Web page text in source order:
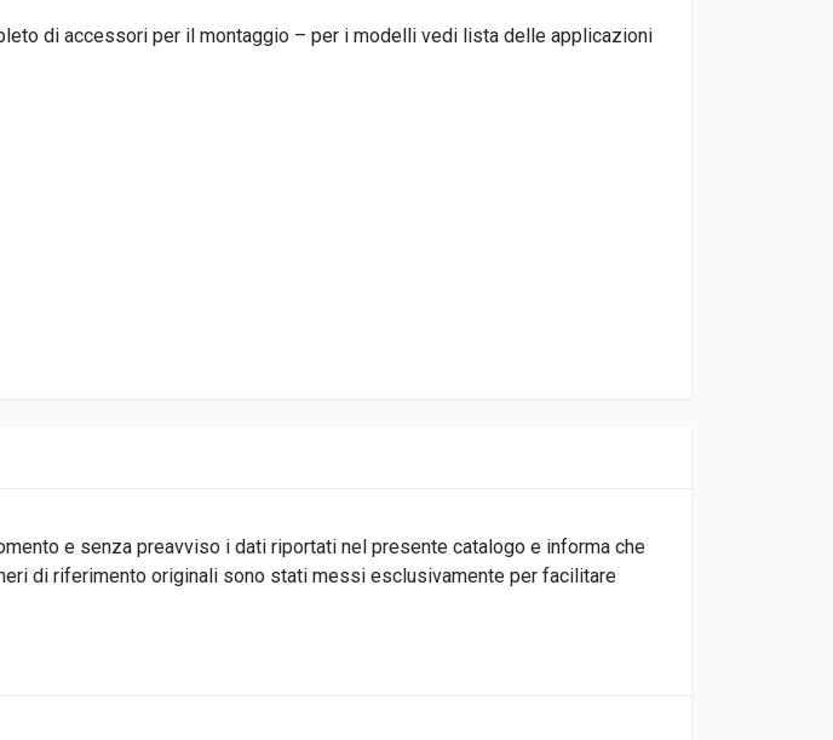
di accessori per il montaggio – per i modelli vedi lista delle applicazioni
e senza preavviso i dati riportati nel presente catalogo e informa che
di riferimento originali sono stati messi esclusivamente per facilitare